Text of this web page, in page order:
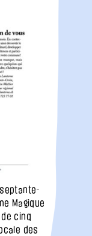
Magique
cinq
des